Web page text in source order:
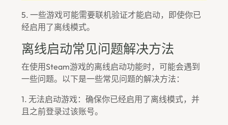
5. 一些游戏可能需要联机验证才能启动，即使你已
经启用了离线模式。
离线启动常见问题解决方法
在使用Steam游戏的离线启动功能时，可能会遇到
一些问题。以下是一些常见问题的解决方法：
1. 无法启动游戏：确保你已经启用了离线模式，并
且之前登录过该账号。